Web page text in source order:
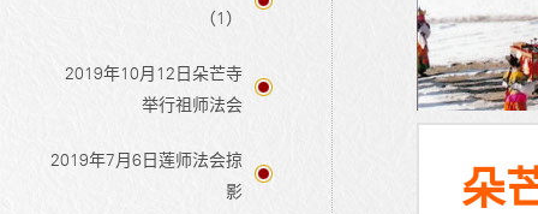
朵
（1）
2019年10月12日朵芒寺
举行祖师法会
2019年7月6日莲师法会掠
影